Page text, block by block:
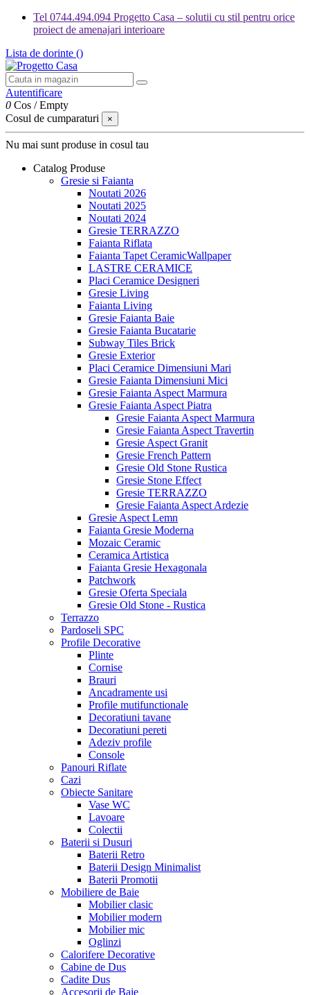
Tel 0744.494.094 Progetto Casa – solutii cu stil pentru orice
proiect de amenajari interioare
Lista de dorinte ()
Autentificare
0 Cos /Empty
Cosul de cumparaturi
×
Nu mai sunt produse in cosul tau
Catalog Produse
Gresie si Faianta
Noutati 2026
Noutati 2025
Noutati 2024
Gresie TERRAZZO
Faianta Riflata
Faianta Tapet CeramicWallpaper
LASTRE CERAMICE
Placi Ceramice Designeri
Gresie Living
Faianta Living
Gresie Faianta Baie
Gresie Faianta Bucatarie
Subway Tiles Brick
Gresie Exterior
Placi Ceramice Dimensiuni Mari
Gresie Faianta Dimensiuni Mici
Gresie Faianta Aspect Marmura
Gresie Faianta Aspect Piatra
Gresie Faianta Aspect Marmura
Gresie Faianta Aspect Travertin
Gresie Aspect Granit
Gresie French Pattern
Gresie Old Stone Rustica
Gresie Stone Effect
Gresie TERRAZZO
Gresie Faianta Aspect Ardezie
Gresie Aspect Lemn
Faianta Gresie Moderna
Mozaic Ceramic
Ceramica Artistica
Faianta Gresie Hexagonala
Patchwork
Gresie Oferta Speciala
Gresie Old Stone - Rustica
Terrazzo
Pardoseli SPC
Profile Decorative
Plinte
Cornise
Brauri
Ancadramente usi
Profile mutifunctionale
Decoratiuni tavane
Decoratiuni pereti
Adeziv profile
Console
Panouri Riflate
Cazi
Obiecte Sanitare
Vase WC
Lavoare
Colectii
Baterii si Dusuri
Baterii Retro
Baterii Design Minimalist
Baterii Promotii
Mobiliere de Baie
Mobilier clasic
Mobilier modern
Mobilier mic
Oglinzi
Calorifere Decorative
Cabine de Dus
Cadite Dus
Accesorii de Baie